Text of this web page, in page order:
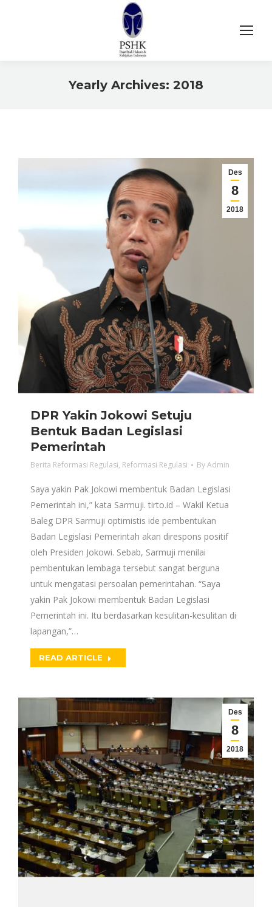
Yearly Archives: 2018
Des
8
2018
DPR Yakin Jokowi Setuju
Bentuk Badan Legislasi
Pemerintah
Berita Reformasi Regulasi, Reformasi Regulasi ByAdmin
Saya yakin Pak Jokowi membentuk Badan Legislasi
Pemerintah ini,” kata Sarmuji. tirto.id – Wakil Ketua
Baleg DPR Sarmuji optimistis ide pembentukan
Badan Legislasi Pemerintah akan direspons positif
oleh Presiden Jokowi. Sebab, Sarmuji menilai
pembentukan lembaga tersebut sangat berguna
untuk mengatasi persoalan pemerintahan. “Saya
yakin Pak Jokowi membentuk Badan Legislasi
Pemerintah ini. Itu berdasarkan kesulitan-kesulitan di
lapangan,”…
READ ARTICLE
Des
8
2018